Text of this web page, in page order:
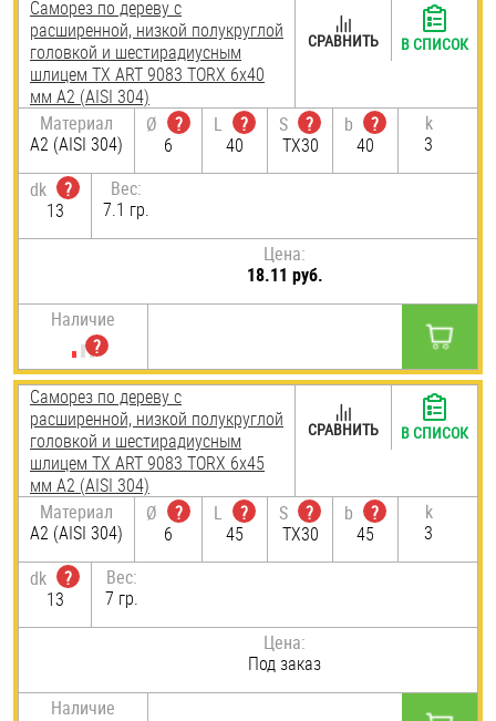
Саморез по дереву с
расширенной, низкой полукруглой
головкой и шестирадиусным
шлицем TX ART 9083 TORX 6х40
мм А2 (AISI 304)
Материал
А2 (AISI 304)
Ø
?
6
L
?
40
S
?
TX30
b
?
40
k
3
dk
?
13
Вес:
7.1 гр.
Цена:
18.11 руб.
Наличие
СРАВНИТЬ В СПИСОК
Саморез по дереву с
расширенной, низкой полукруглой
головкой и шестирадиусным
шлицем TX ART 9083 TORX 6х45
мм А2 (AISI 304)
Материал
А2 (AISI 304)
Ø
?
6
L
?
45
S
?
TX30
b
?
45
k
3
dk
?
13
Вес:
7 гр.
Цена:
Под заказ
Наличие
СРАВНИТЬ В СПИСОК